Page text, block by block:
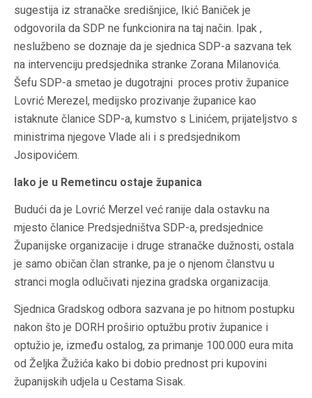
sugestija iz stranačke središnjice, Ikić Baniček je
odgovorila da SDP ne funkcionira na taj način. Ipak ,
neslužbeno se doznaje da je sjednica SDP-a sazvana tek
na intervenciju predsjednika stranke Zorana Milanovića.
Šefu SDP-a smetao je dugotrajni proces protiv županice
Lovrić Merezel, medijsko prozivanje županice kao
istaknute članice SDP-a, kumstvo s Linićem, prijateljstvo s
ministrima njegove Vlade ali i s predsjednikom
Josipovićem.
Iako je u Remetincu ostaje županica
Budući da je Lovrić Merzel već ranije dala ostavku na
mjesto članice Predsjedništva SDP-a, predsjednice
Županijske organizacije i druge stranačke dužnosti, ostala
je samo običan član stranke, pa je o njenom članstvu u
stranci mogla odlučivati njezina gradska organizacija.
Sjednica Gradskog odbora sazvana je po hitnom postupku
nakon što je DORH proširio optužbu protiv županice i
optužio je, između ostalog, za primanje 100.000 eura mita
od Željka Žužića kako bi dobio prednost pri kupovini
županijskih udjela u Cestama Sisak.